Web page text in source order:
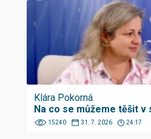
Klára Pokorná
Na co se můžeme těšit v
15240 31. 7. 2026 24:17